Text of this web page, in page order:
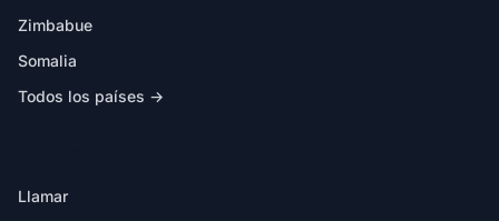
Zimbabue
Somalia
Todos los países →
Llamar